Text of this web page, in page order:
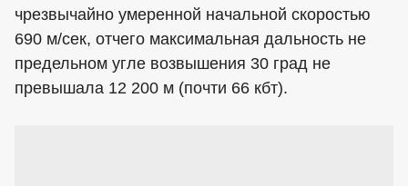
чрезвычайно умеренной начальной скоростью
690 м/сек, отчего максимальная дальность не
предельном угле возвышения 30 град не
превышала 12 200 м (почти 66 кбт).